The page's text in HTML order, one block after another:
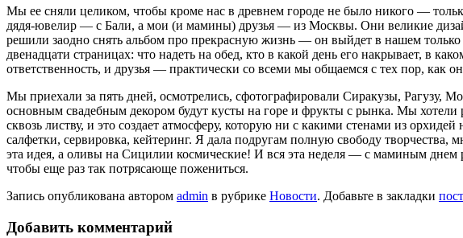
Мы ее сняли целиком, чтобы кроме нас в древнем городе не было никого —
дядя-ювелир — с Бали, а мои (и мамины) друзья — из Москвы. Они великие
решили заодно снять альбом про прекрасную жизнь — он выйдет в нашем
двенадцати страницах: что надеть на обед, кто в какой день его накрывает, в
ответственность, и друзья — практически со всеми мы общаемся с тех пор,
Мы приехали за пять дней, осмотрелись, сфотографировали Сиракузы,
основным свадебным декором будут кусты на горе и фрукты с рынка. Мы
сквозь листву, и это создает атмосферу, которую ни с какими стенами из
салфетки, сервировка, кейтеринг. Я дала подругам полную свободу
эта идея, а оливы на Сицилии космические! И вся эта неделя — с маминым
чтобы еще раз так потрясающе пожениться.
Запись опубликована автором admin в рубрике Новости. Добавьте в закладки
Добавить комментарий